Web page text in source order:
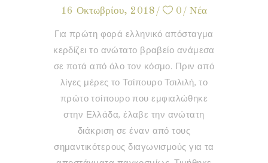
16 Οκτωβρίου, 2018 0 Νέα
Για πρώτη φορά ελληνικό απόσταγμα
κερδίζει το ανώτατο βραβείο ανάμεσα
σε ποτά από όλο τον κόσμο. Πριν από
λίγες μέρες το Τσίπουρο Τσιλιλή, το
πρώτο τσίπουρο που εμφιαλώθηκε
στην Ελλάδα, έλαβε την ανώτατη
διάκριση σε έναν από τους
σημαντικότερους διαγωνισμούς για τα